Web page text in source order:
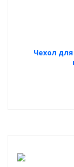
Чехол